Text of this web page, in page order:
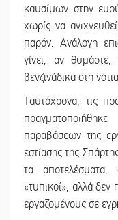
καυσίμων στην
χωρίς να
παρόν. Ανάλογη
γίνει, αν
βενζινάδικα στη
Ταυτόχρονα, τις
παραβάσεων της
εστίασης της
τα αποτελέσματα,
«τυπικοί», αλλά δεν
εργαζομένους σε